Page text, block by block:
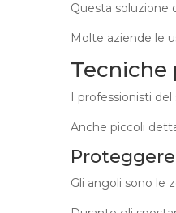
Questa soluzione
Molte aziende le
Tecniche
I professionisti
Anche piccoli
Gli angoli sono le